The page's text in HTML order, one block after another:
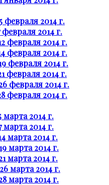
февраля 2014 г.
февраля 2014 г.
февраля 2014 г.
февраля 2014 г.
февраля 2014 г.
февраля 2014 г.
февраля 2014 г.
февраля 2014 г.
марта 2014 г.
марта 2014 г.
марта 2014 г.
марта 2014 г.
марта 2014 г.
марта 2014 г.
марта 2014 г.